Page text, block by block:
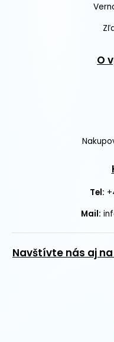
O
Tel:
Mail:
Navštívte nás aj